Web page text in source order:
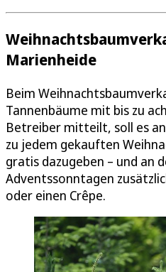
Marienheide
Beim
Tannenbäume mit bis zu
Betreiber mitteilt, soll es
zu jedem gekauften
gratis dazugeben – und an
Adventssonntagen
oder einen Crêpe.